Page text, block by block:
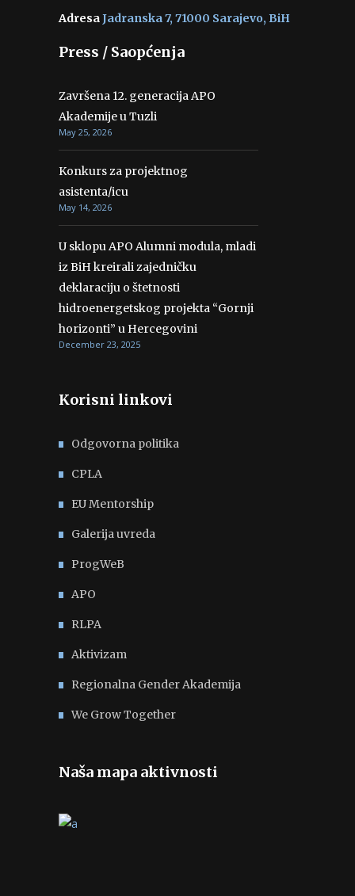
AdresaJadranska 7, 71000 Sarajevo, BiH
Press / Saopćenja
Završena 12. generacija APO
Akademije u Tuzli
May 25, 2026
Konkurs za projektnog
asistenta/icu
May 14, 2026
U sklopu APO Alumni modula, mladi
iz BiH kreirali zajedničku
deklaraciju o štetnosti
hidroenergetskog projekta “Gornji
horizonti” u Hercegovini
December 23, 2025
Korisni linkovi
Odgovorna politika
CPLA
EU Mentorship
Galerija uvreda
ProgWeB
APO
RLPA
Aktivizam
Regionalna Gender Akademija
We Grow Together
Naša mapa aktivnosti